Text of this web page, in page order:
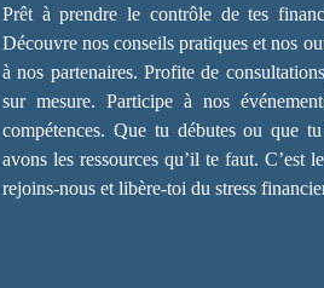
Prêt à prendre le contrôle de tes
Découvre nos conseils pratiques et nos
à nos partenaires. Profite de
sur mesure. Participe à nos
compétences. Que tu débutes ou que
avons les ressources qu’il te faut. C’est
rejoins-nous et libère-toi du stress